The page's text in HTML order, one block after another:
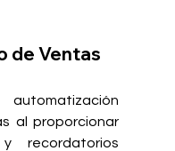
de Ventas
al proporcionar
recordatorios